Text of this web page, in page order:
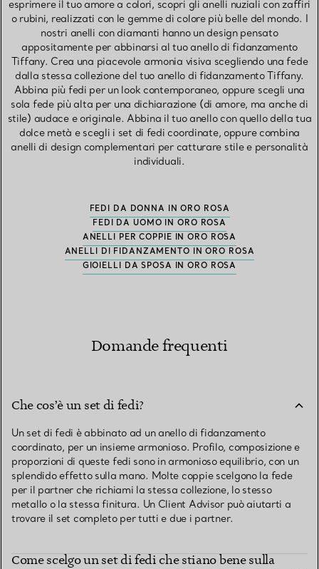
esprimere il tuo amore a colori, scopri gli anelli nuziali con zaffiri
o rubini, realizzati con le gemme di colore più belle del mondo. I
nostri anelli con diamanti hanno un design pensato
appositamente per abbinarsi al tuo anello di fidanzamento
Tiffany. Crea una piacevole armonia visiva scegliendo una fede
dalla stessa collezione del tuo anello di fidanzamento Tiffany.
Abbina più fedi per un look contemporaneo, oppure scegli una
sola fede più alta per una dichiarazione (di amore, ma anche di
stile) audace e originale. Abbina il tuo anello con quello della tua
dolce metà e scegli i set di fedi coordinate, oppure combina
anelli di design complementari per catturare stile e personalità
individuali.
FEDI DA DONNA IN ORO ROSA
FEDI DA UOMO IN ORO ROSA
ANELLI PER COPPIE IN ORO ROSA
ANELLI DI FIDANZAMENTO IN ORO ROSA
GIOIELLI DA SPOSA IN ORO ROSA
Domande frequenti
Che cos’è un set di fedi?
Un set di fedi è abbinato ad un anello di fidanzamento
coordinato, per un insieme armonioso. Profilo, composizione e
proporzioni di queste fedi sono in armonioso equilibrio, con un
splendido effetto sulla mano. Molte coppie scelgono la fede
per il partner che richiami la stessa collezione, lo stesso
metallo o la stessa finitura. Un Client Advisor può aiutarti a
trovare il set completo per tutti e due i partner.
Come scelgo un set di fedi che stiano bene sulla